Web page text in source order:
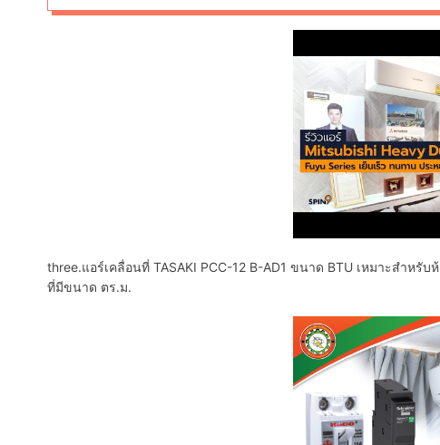
three.แอร์เคลื่อนที่ TASAKI PCC-12 B-AD1 ขนาด BTU เหมาะสำหรั
ที่มีขนาด ตร.ม.